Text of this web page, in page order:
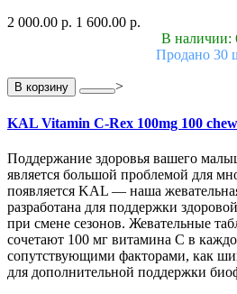
2 000.00 р. 1 600.00 р.
В наличии:
Продано 30
В корзину >
KAL Vitamin C-Rex 100mg 100
Поддержание здоровья вашего
является большой проблемой для
появляется KAL — наша
разработана для поддержки
при смене сезонов. Жевательные
сочетают 100 мг витамина C в
сопутствующими факторами, как
для дополнительной поддержки